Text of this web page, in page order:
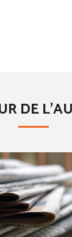
DE